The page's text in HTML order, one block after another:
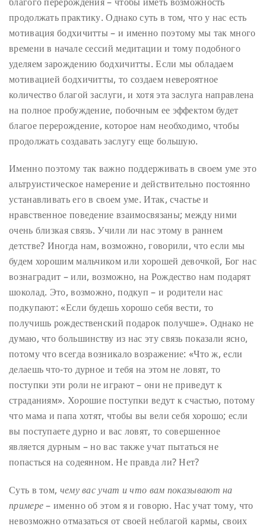
продолжать практику. Однако суть в том, что у нас есть
мотивация бодхичитты – и именно поэтому мы так много
времени в начале сессий медитации и тому подобного
уделяем зарождению бодхичитты. Если мы обладаем
мотивацией бодхичитты, то создаем невероятное
количество благой заслуги, и хотя эта заслуга направлена
на полное пробуждение, побочным ее эффектом будет
благое перерождение, которое нам необходимо, чтобы
продолжать создавать заслугу еще большую.
Именно поэтому так важно поддерживать в своем уме это
альтруистическое намерение и действительно постоянно
устанавливать его в своем уме. Итак, счастье и
нравственное поведение взаимосвязаны; между ними
очень близкая связь. Учили ли нас этому в раннем
детстве? Иногда нам, возможно, говорили, что если мы
будем хорошим мальчиком или хорошей девочкой, Бог нас
вознаградит – или, возможно, на Рождество нам подарят
шоколад. Это, возможно, подкуп – и родители нас
подкупают: «Если будешь хорошо себя вести, то
получишь рождественский подарок получше». Однако не
думаю, что большинству из нас эту связь показали ясно,
потому что всегда возникало возражение: «Что ж, если
делаешь что-то дурное и тебя на этом не ловят, то
поступки эти роли не играют – они не приведут к
страданиям». Хорошие поступки ведут к счастью, потому
что мама и папа хотят, чтобы вы вели себя хорошо; если
вы поступаете дурно и вас ловят, то совершенное
является дурным – но вас также учат пытаться не
попасться на содеянном. Не правда ли? Нет?
Суть в том, чему вас учат и что вам показывают на
примере– именно об этом я и говорю. Нас учат тому, что
невозможно отмазаться от своей неблагой кармы, своих